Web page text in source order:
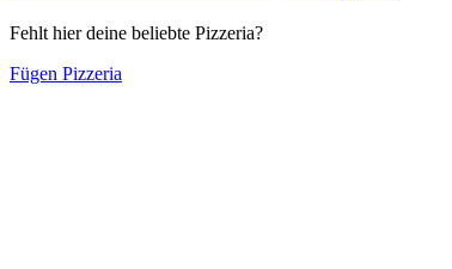
Fehlt hier deine beliebte Pizzeria?
Fügen Pizzeria